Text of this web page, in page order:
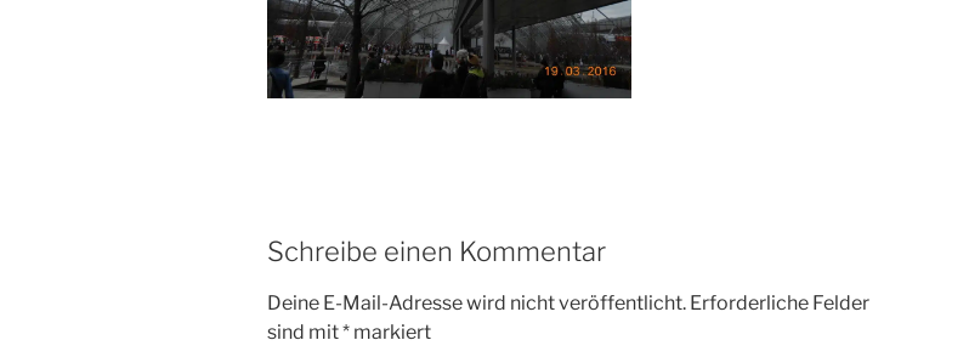
Schreibe einen Kommentar
Deine E-Mail-Adresse wird nicht veröffentlicht. Erforderliche Felder
sind mit* markiert